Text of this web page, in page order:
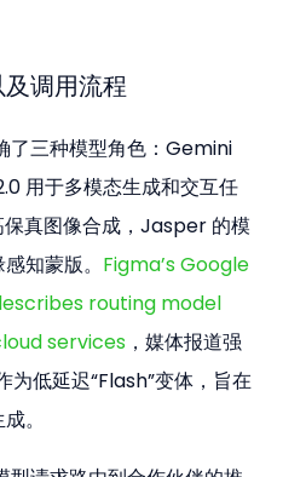
调用流程
了三种模型角色：Gemini
用于多模态生成和交互任
真图像合成，Jasper 的模
知蒙版。 Figma’s Google
routing model
services ，媒体报道强
低延迟“Flash”变体，旨在
。